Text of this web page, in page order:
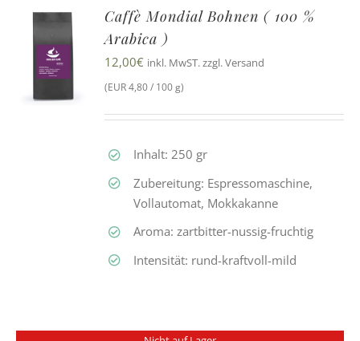
Caffè Mondial Bohnen ( 100 %
Arabica )
12,00€ inkl. MwST. zzgl. Versand
(EUR 4,80 / 100 g)
Inhalt: 250 gr
Zubereitung: Espressomaschine,
Vollautomat, Mokkakanne
Aroma: zartbitter-nussig-fruchtig
Intensität: rund-kraftvoll-mild